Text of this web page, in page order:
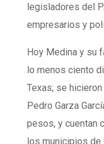
legisladores del
empresarios y
Hoy Medina y su
lo menos ciento
Texas; se
Pedro Garza
pesos, y cuentan
los municipios de